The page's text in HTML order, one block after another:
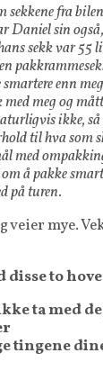
sekkene fra
Daniel sin
sekk var 55
enn
meg og
ikke, så
til hva som
med
å pakke
på turen.
veier mye.
disse to
ta med
tingene